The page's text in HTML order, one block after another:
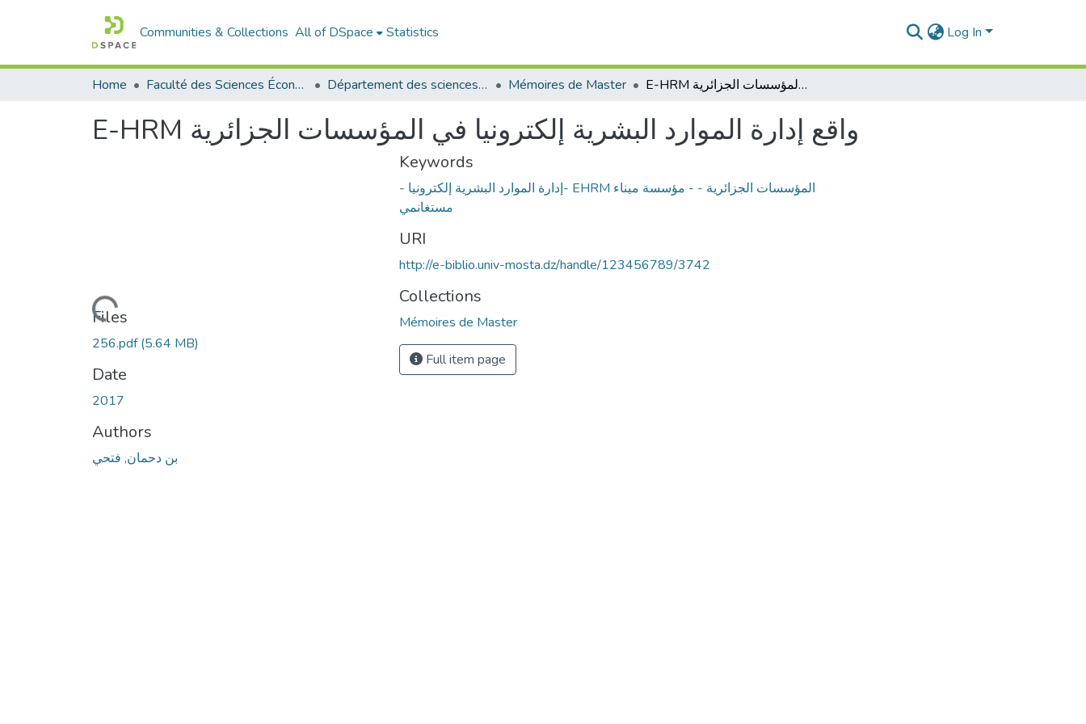
Communities & Collections All of DSpace Statistics Log In
Home Faculté des Sciences Économiques Commerciales et des Sciences de Gestion Département des sciences économiques Mémoires de Master E-HRM واقع إدارة الموارد البشرية إلكترونيا في المؤسسات الجزائرية
E-HRM واقع إدارة الموارد البشرية إلكترونيا في المؤسسات الجزائرية
Loading...
Files
256.pdf(5.64 MB)
Date
2017
Authors
بن دحمان, فتحي
Keywords
- إدارة الموارد البشرية إلكترونيا- EHRM المؤسسات الجزائرية - - مؤسسة ميناء
مستغانمي
URI
http://e-biblio.univ-mosta.dz/handle/123456789/3742
Collections
Mémoires de Master
Full item page